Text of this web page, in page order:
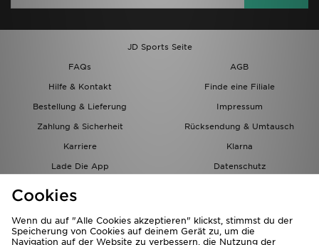
JD Sports Seite
FAQs
AGB
Hilfe & Kontakt
Finde eine Filiale
Bestellung & Lieferung
Impressum
Zahlung & Sicherheit
Rücksendung & Umtausch
Karriere
Klarna
Lade Die App
Datenschutz
Cookies
Wenn du auf "Alle Cookies akzeptieren" klickst, stimmst du der
Speicherung von Cookies auf deinem Gerät zu, um die
Navigation auf der Website zu verbessern, die Nutzung der